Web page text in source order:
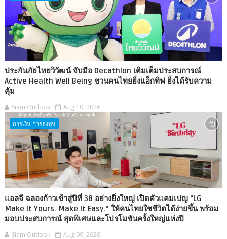
ประกันภัยไทยวิวัฒน์ จับมือ Decathlon เติมเต็มประสบการณ์
Active Health Well Being ชวนคนไทยยิ่งแอ็กทิฟ ยิ่งได้รับความ
คุ้ม
Siam Outlook Aug 10, 2026
การเงิน การลงทุน
แอลจี ฉลองก้าวเข้าสู่ปีที่ 38 อย่างยิ่งใหญ่ เปิดตัวแคมเปญ “LG
Make It Yours. Make It Easy.” ให้คนไทยใชชีวิตได้ง่ายขึ้น พร้อม
มอบประสบการณ์ สุดพิเศษและโปรโมชันครั้งใหญ่แห่งปี
Siam Outlook Aug 09, 2026